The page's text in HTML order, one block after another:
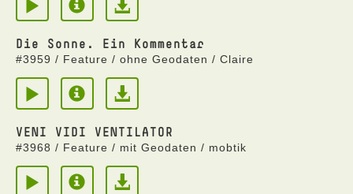
Die Sonne. Ein Kommentar
#3959 / Feature / ohne Geodaten / Claire
VENI VIDI VENTILATOR
#3968 / Feature / mit Geodaten / mobtik